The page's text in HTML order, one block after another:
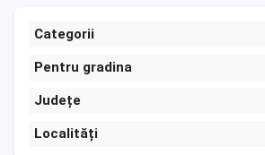
Categorii
Pentru gradina
Județe
Localități